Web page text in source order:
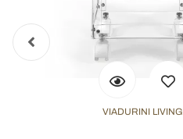
VIADURINI LIVING